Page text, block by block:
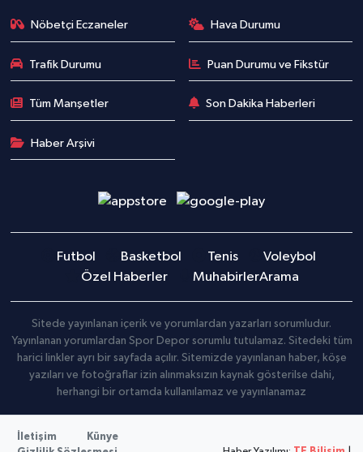
Nöbetçi Eczaneler Hava Durumu
Trafik Durumu Puan Durumu ve Fikstür
Tüm Manşetler Son Dakika Haberleri
Haber Arşivi
Futbol Basketbol Tenis
Voleybol
Özel Haberler
MuhabirlerArama
Sitede yayınlanan içerik ve yorumlardan yazarları sorumludur.
Yayınlanan yorumlardan Spor Depor sorumlu tutulamaz. Sitedeki tüm
harici linkler ayrı bir sayfada açılır. Sitemizde yayınlanan haber, köşe
yazıları ve fotoğraflar izin alınmaksızın kaynak gösterilse dahi,
herhangi bir ortamda kullanılamaz ve yayınlanamaz
İletişim
Künye